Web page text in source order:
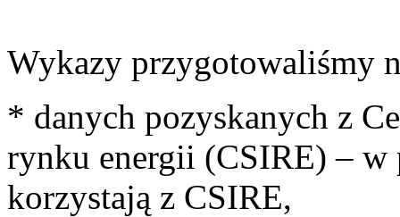
Wykazy przygotowaliśmy
* danych pozyskanych z
rynku energii (CSIRE) –
korzystają z CSIRE,